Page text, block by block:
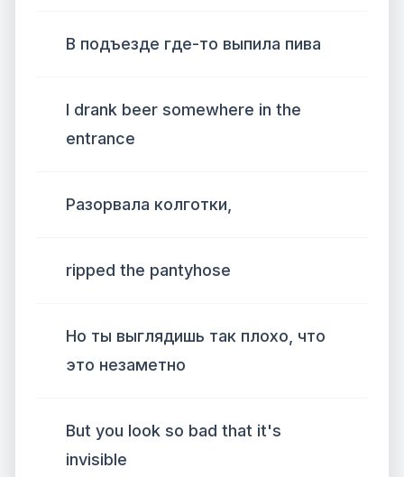
В подъезде где-то выпила пива
I drank beer somewhere in the
entrance
Разорвала колготки,
ripped the pantyhose
Но ты выглядишь так плохо, что
это незаметно
But you look so bad that it's
invisible